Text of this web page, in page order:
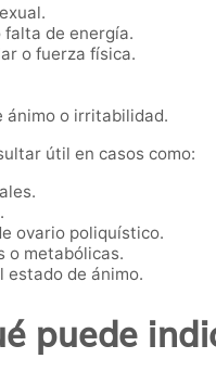
de energía.
o fuerza física.
ánimo o irritabilidad.
útil en casos como:
ovario poliquístico.
o metabólicas.
estado de ánimo.
puede